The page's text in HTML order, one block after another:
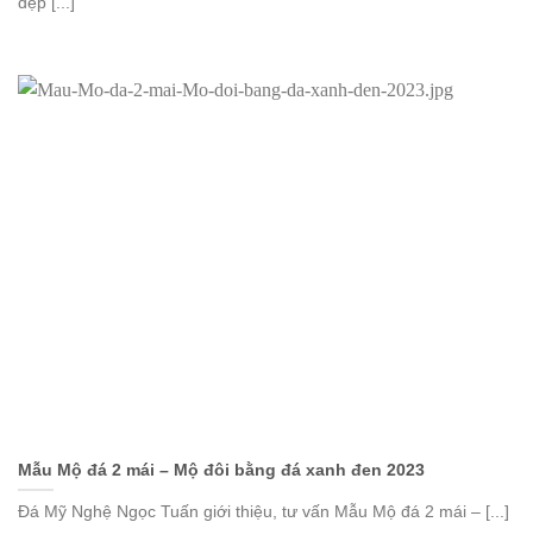
Mẫu Mộ đá 2 mái – Mộ đôi bằng đá xanh đen 2023
Đá Mỹ Nghệ Ngọc Tuấn giới thiệu, tư vấn Mẫu Mộ đá 2 mái – [...]